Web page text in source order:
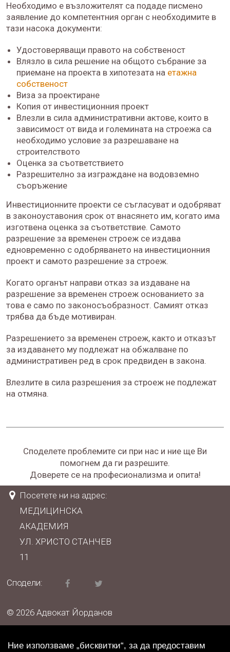
Необходимо е възложителят са подаде писмено
заявление до компетентния орган с необходимите в
тази насока документи:
Удостоверяващи правото на собственост
Влязло в сила решение на общото събрание за
приемане на проекта в хипотезата на етажна
собственост
Виза за проектиране
Копия от инвестиционния проект
Влезли в сила административни актове, които в
зависимост от вида и големината на строежа са
необходимо условие за разрешаване на
строителството
Оценка за съответствието
Разрешително за изграждане на водовземно
съоръжение
Инвестиционните проекти се съгласуват и одобряват
в законоуставония срок от внасянето им, когато има
изготвена оценка за съответствие. Самото
разрешение за временен строеж се издава
едновременно с одобряването на инвестиционния
проект и самото разрешение за строеж.
Когато органът направи отказ за издаване на
разрешение за временен строеж основанието за
това е само по законосъобразност. Самият отказ
трябва да бъде мотивиран.
Разрешението за временен строеж, както и отказът
за издаването му подлежат на обжалване по
административен ред в срок предвиден в закона.
Влезлите в сила разрешения за строеж не подлежат
на отмяна.
Споделете проблемите си при нас и ние ще Ви
помогнем да ги разрешите.
Доверете се на професионализма и опита!
Посетете ни на адрес:
МЕДИЦИНСКА
АКАДЕМИЯ
УЛ. ХРИСТО СТАНЧЕВ
11
Сподели:
© 2026 Адвокат Йорданов
Ние използваме „бисквитки“, за да предоставим